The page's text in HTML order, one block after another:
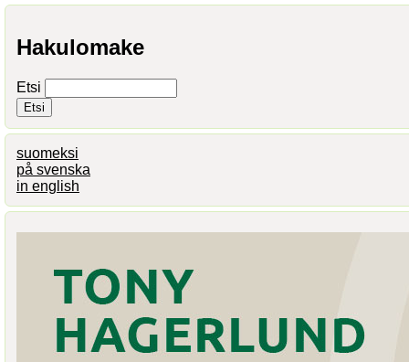
Hakulomake
Etsi
suomeksi
på svenska
in english